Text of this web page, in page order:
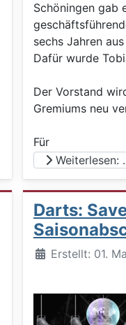
Schöningen gab
sechs Jahren
Dafür wurde
Der Vorstand
Gremiums neu
Für
Weiterlesen:
Darts:
DetailsErstellt: 01.